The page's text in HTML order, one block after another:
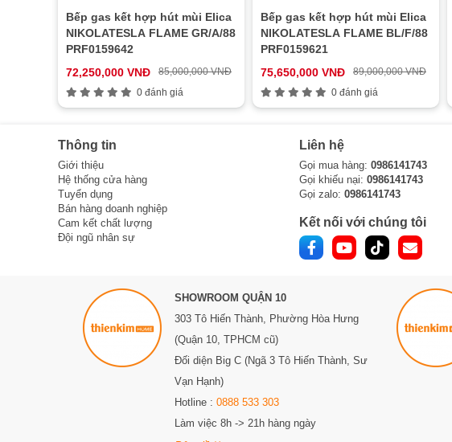
Bếp gas kết hợp hút mùi Elica
NIKOLATESLA FLAME GR/A/88
PRF0159642
72,250,000 VNĐ
85,000,000 VNĐ
0 đánh giá
Bếp gas kết hợp hút mùi Elica
NIKOLATESLA FLAME BL/F/88
PRF0159621
75,650,000 VNĐ
89,000,000 VNĐ
0 đánh giá
Thông tin
Giới thiệu
Hệ thống cửa hàng
Tuyển dụng
Bán hàng doanh nghiệp
Cam kết chất lượng
Đội ngũ nhân sự
Liên hệ
Gọi mua hàng: 0986141743
Gọi khiếu nại: 0986141743
Gọi zalo: 0986141743
Kết nối với chúng tôi
SHOWROOM QUẬN 10
303 Tô Hiến Thành, Phường Hòa Hưng
(Quận 10, TPHCM cũ)
Đối diện Big C (Ngã 3 Tô Hiến Thành, Sư
Vạn Hạnh)
Hotline : 0888 533 303
Làm việc 8h -> 21h hàng ngày